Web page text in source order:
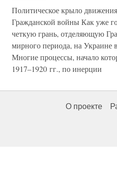
Политическое крыло
Гражданской войны Как уже
четкую грань, отделяющую
мирного периода, на Украине
Многие процессы, начало
1917–1920 гг., по инерции
О проекте